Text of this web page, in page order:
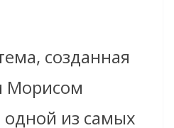
созданная
Морисом
из самых